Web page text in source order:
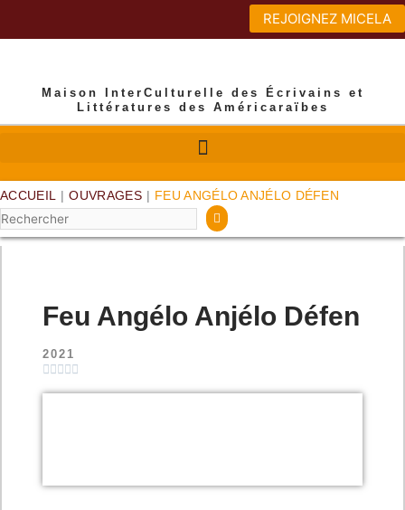
REJOIGNEZ MICELA
Maison InterCulturelle des Écrivains et
Littératures des Américaraïbes
ACCUEIL | OUVRAGES | FEU ANGÉLO ANJÉLO DÉFEN
Rechercher
Feu Angélo Anjélo Défen
2021
    
0